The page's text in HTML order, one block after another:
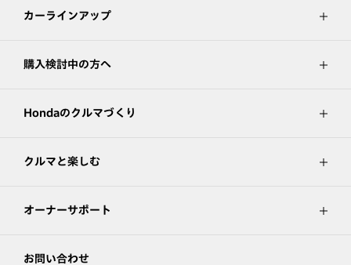
カーラインアップ
購入検討中の方へ
Hondaのクルマづくり
クルマと楽しむ
オーナーサポート
お問い合わせ